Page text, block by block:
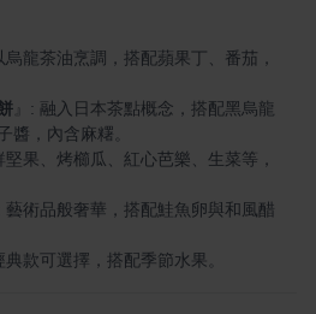
烏龍茶油烹調，搭配蘋果丁、番茄，
: 融入日本茶點概念，搭配黑烏龍
堅果、烤櫛瓜、紅心芭樂、生菜等，
藝術品般奢華，搭配鮭魚卵與和風醋
典款可選擇，搭配季節水果。